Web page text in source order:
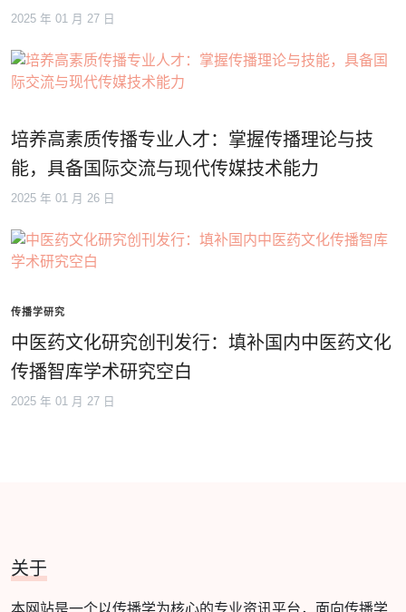
2025 年 01 月 27 日
培养高素质传播专业人才：掌握传播理论与技
能，具备国际交流与现代传媒技术能力
2025 年 01 月 26 日
传播学研究
中医药文化研究创刊发行：填补国内中医药文化
传播智库学术研究空白
2025 年 01 月 27 日
关于
本网站是一个以传播学为核心的专业资讯平台，面向传播学